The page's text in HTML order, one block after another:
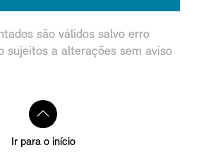
são válidos salvo erro
sujeitos a alterações sem aviso
Ir para o início